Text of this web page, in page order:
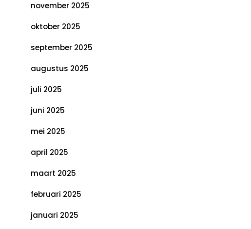
november 2025
oktober 2025
september 2025
augustus 2025
juli 2025
juni 2025
mei 2025
april 2025
maart 2025
februari 2025
januari 2025